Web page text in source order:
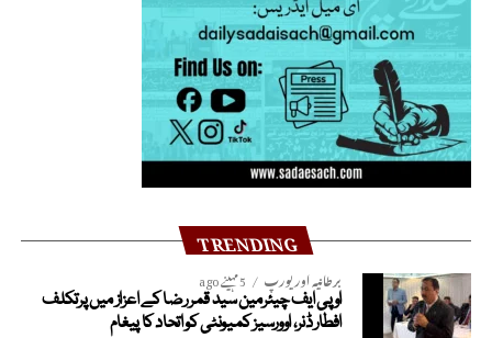
TRENDING
برطانیہ اور یورپ 5 مہینے ago
او پی ایف چیئرمین سید قمر رضا کے اعزاز میں پرتکلف
افطار ڈنر، اوورسیز کمیونٹی کو اتحاد کا پیغام